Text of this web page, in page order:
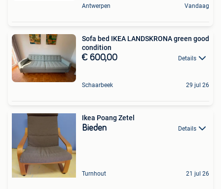
Antwerpen Vandaag
Sofa bed IKEA LANDSKRONA green good
condition
€ 600,00 Details
Schaarbeek 29 jul 26
Ikea Poang Zetel
Bieden Details
Turnhout 21 jul 26